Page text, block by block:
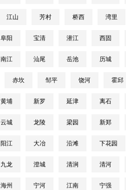
江山 芳村 桥西 湾里
阜阳 宝清 潜江 西固
南江 汕尾 岳池 历城
赤坎 邹平 饶河 霍邱
黄埔 新罗 延津 离石
云城 龙陵 梁园 新郑
阳江 大冶 沿滩 下花园
九龙 澄城 清涧 清河
海州 宁河 江南 宁强